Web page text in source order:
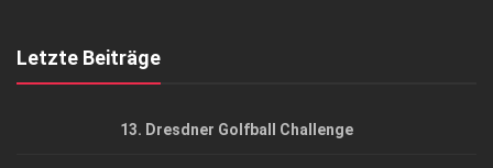
Letzte Beiträge
13. Dresdner Golfball Challenge